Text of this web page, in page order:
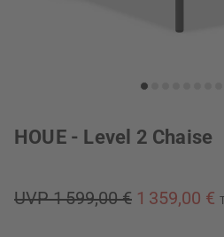
HOUE - Level 2 Chaise
UVP 1 599,00 € 1 359,00 €